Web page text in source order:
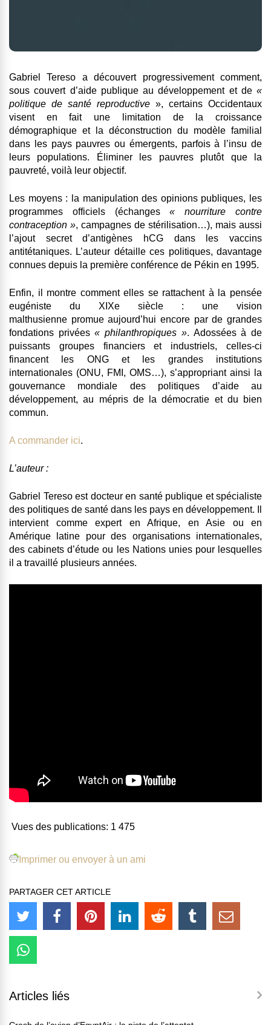
Gabriel Tereso a découvert progressivement comment,
sous couvert d’aide publique au développement et de «
politique de santé reproductive », certains Occidentaux
visent en fait une limitation de la croissance
démographique et la déconstruction du modèle familial
dans les pays pauvres ou émergents, parfois à l’insu de
leurs populations. Éliminer les pauvres plutôt que la
pauvreté, voilà leur objectif.
Les moyens : la manipulation des opinions publiques, les
programmes officiels (échanges« nourriture contre
contraception », campagnes de stérilisation…), mais aussi
l’ajout secret d’antigènes hCG dans les vaccins
antitétaniques. L’auteur détaille ces politiques, davantage
connues depuis la première conférence de Pékin en 1995.
Enfin, il montre comment elles se rattachent à la pensée
eugéniste du XIXe siècle : une vision
malthusienne promue aujourd’hui encore par de grandes
fondations privées« philanthropiques ». Adossées à de
puissants groupes financiers et industriels, celles-ci
financent les ONG et les grandes institutions
internationales (ONU, FMI, OMS…), s’appropriant ainsi la
gouvernance mondiale des politiques d’aide au
développement, au mépris de la démocratie et du bien
commun.
A commander ici.
L’auteur :
Gabriel Teresoest docteur en santé publique et spécialiste
des politiques de santé dans les pays en développement. Il
intervient comme expert en Afrique, en Asie ou en
Amérique latine pour des organisations internationales,
des cabinets d’étude ou les Nations unies pour lesquelles
il a travaillé plusieurs années.
Vues des publications: 1 475
Imprimer ou envoyer à un ami
PARTAGER CET ARTICLE
Articles liés